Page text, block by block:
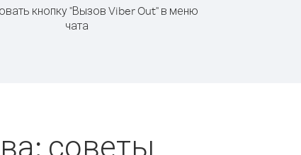
кнопку "Вызов Viber Out" в меню
чата
советы